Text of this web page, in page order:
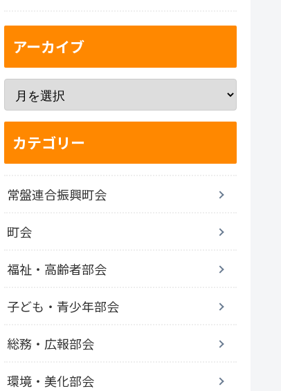
アーカイブ
カテゴリー
常盤連合振興町会
町会
福祉・高齢者部会
子ども・青少年部会
総務・広報部会
環境・美化部会